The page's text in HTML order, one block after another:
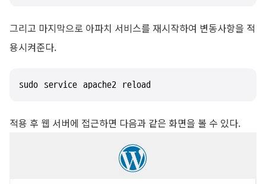
그리고 마지막으로 아파치 서비스를 재시작하여 변동사항을 적
용시켜준다.
sudo service apache2 reload
적용 후 웹 서버에 접근하면 다음과 같은 화면을 볼 수 있다.